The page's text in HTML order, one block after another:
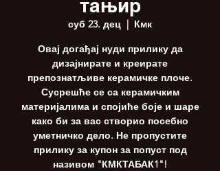
тањир
суб 23. дец
  |
Кмк
Овај догађај нуди прилику да
дизајнирате и креирате
препознатљиве керамичке плоче.
Сусрешће се са керамичким
материјалима и спојиће боје и шаре
како би за вас створио посебно
уметничко дело. Не пропустите
прилику за купон за попуст под
називом "КМКТАБАК1"!